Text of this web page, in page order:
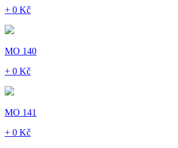
+ 0 Kč
MO 140
+ 0 Kč
MO 141
+ 0 Kč